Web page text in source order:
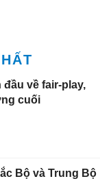
đầu về fair-play,
cuối
Bộ và Trung Bộ